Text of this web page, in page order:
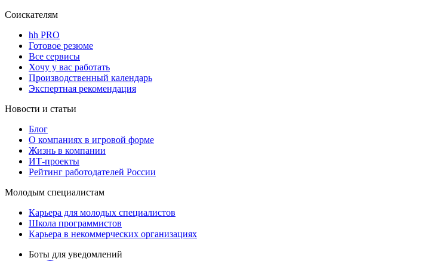
Соискателям
hh PRO
Готовое резюме
Все сервисы
Хочу у вас работать
Производственный календарь
Экспертная рекомендация
Новости и статьи
Блог
О компаниях в игровой форме
Жизнь в компании
ИТ-проекты
Рейтинг работодателей России
Молодым специалистам
Карьера для молодых специалистов
Школа программистов
Карьера в некоммерческих организациях
Боты для уведомлений